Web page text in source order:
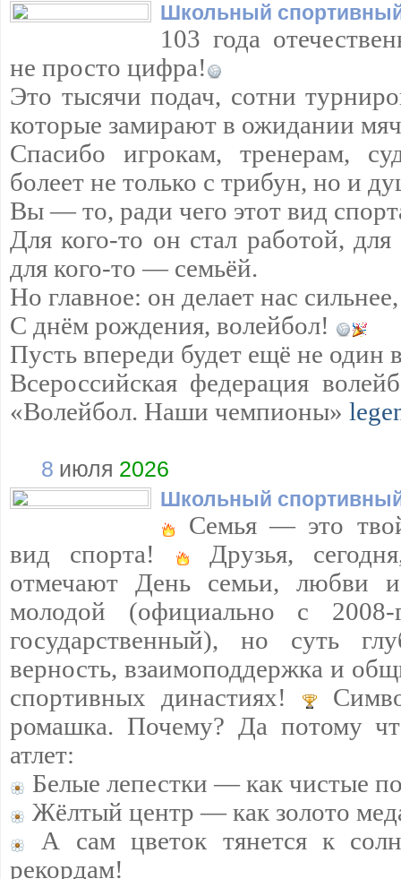
Школьный
103 года
не просто цифра!
Это тысячи подач, сотни
которые замирают в ожидании
Спасибо игрокам, тренерам,
болеет не только с трибун, но и
Вы — то, ради чего этот вид
Для кого-то он стал работой,
для кого-то — семьёй.
Но главное: он делает нас
С днём рождения, волейбол!
Пусть впереди будет ещё не один
Всероссийская федерация
«Волейбол. Наши чемпионы»
8 июля 2026
Школьный
Семья — это
вид спорта!
Друзья,
отмечают День семьи, любви
молодой (официально с
государственный), но суть
верность, взаимоподдержка и
спортивных династиях!
ромашка. Почему? Да потому
атлет:
Белые лепестки — как чистые
Жёлтый центр — как золото
А сам цветок тянется к
рекордам!